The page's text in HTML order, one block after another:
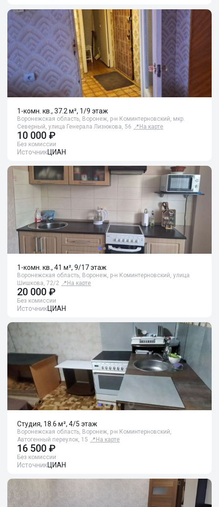
1-комн. кв., 37.2 м², 1/9 этаж
Воронежская область, Воронеж, р-н Коминтерновский, мкр.
Северный, улица Генерала Лизюкова, 56 📍 На карте
10 000 ₽
Без комиссии
ИсточникЦИАН
1-комн. кв., 41 м², 9/17 этаж
Воронежская область, Воронеж, р-н Коминтерновский, улица
Шишкова, 72/2 📍 На карте
20 000 ₽
Без комиссии
ИсточникЦИАН
Студия, 18.6 м², 4/5 этаж
Воронежская область, Воронеж, р-н Коминтерновский,
Автогенный переулок, 15 📍 На карте
16 500 ₽
Без комиссии
ИсточникЦИАН